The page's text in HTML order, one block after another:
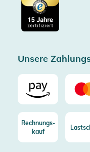
ImpressumGratis Versand
Kostenlose
Unsere
Rechnungs-
kauf